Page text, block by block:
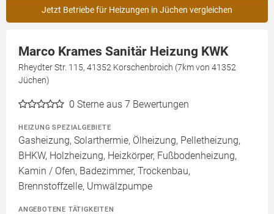
Jetzt Betriebe für Heizungen in Jüchen vergleichen
Marco Krames Sanitär Heizung KWK
Rheydter Str. 115, 41352 Korschenbroich (7km von 41352
Jüchen)
0 Sterne aus 7 Bewertungen
HEIZUNG SPEZIALGEBIETE
Gasheizung, Solarthermie, Ölheizung, Pelletheizung,
BHKW, Holzheizung, Heizkörper, Fußbodenheizung,
Kamin / Ofen, Badezimmer, Trockenbau,
Brennstoffzelle, Umwälzpumpe
ANGEBOTENE TÄTIGKEITEN